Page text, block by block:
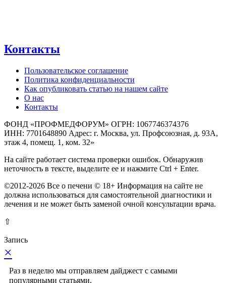
Контакты
Пользовательское соглашение
Политика конфиденциальности
Как опубликовать статью на нашем сайте
О нас
Контакты
ФОНД «ПРОФМЕДФОРУМ» ОГРН: 1067746374376
ИНН: 7701648890 Адрес: г. Москва, ул. Профсоюзная, д. 93А,
этаж 4, помещ. 1, ком. 32»
На сайте работает система проверки ошибок. Обнаружив
неточность в тексте, выделите ее и нажмите Ctrl + Enter.
©2012-2026 Все о печени © 18+ Информация на сайте не
должна использоваться для самостоятельной диагностики и
лечения и не может быть заменой очной консультации врача.
⇧
Запись
×
Раз в неделю мы отправляем дайджест с самыми
популярными статьями.